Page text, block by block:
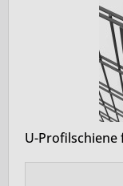
U-Profilschiene